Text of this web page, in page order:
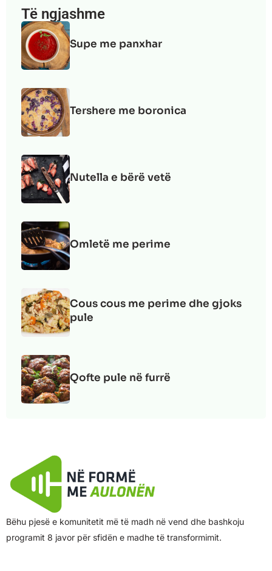
Të ngjashme
Supe me panxhar
Tershere me boronica
Nutella e bërë vetë
Omletë me perime
Cous cous me perime dhe gjoks
pule
Qofte pule në furrë
Bëhu pjesë e komunitetit më të madh në vend dhe bashkoju
programit 8 javor për sfidën e madhe të transformimit.